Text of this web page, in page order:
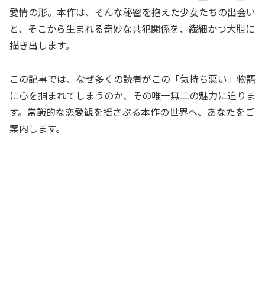
愛情の形。本作は、そんな秘密を抱えた少女たちの出会い
と、そこから生まれる奇妙な共犯関係を、繊細かつ大胆に
描き出します。
この記事では、なぜ多くの読者がこの「気持ち悪い」物語
に心を掴まれてしまうのか、その唯一無二の魅力に迫りま
す。常識的な恋愛観を揺さぶる本作の世界へ、あなたをご
案内します。